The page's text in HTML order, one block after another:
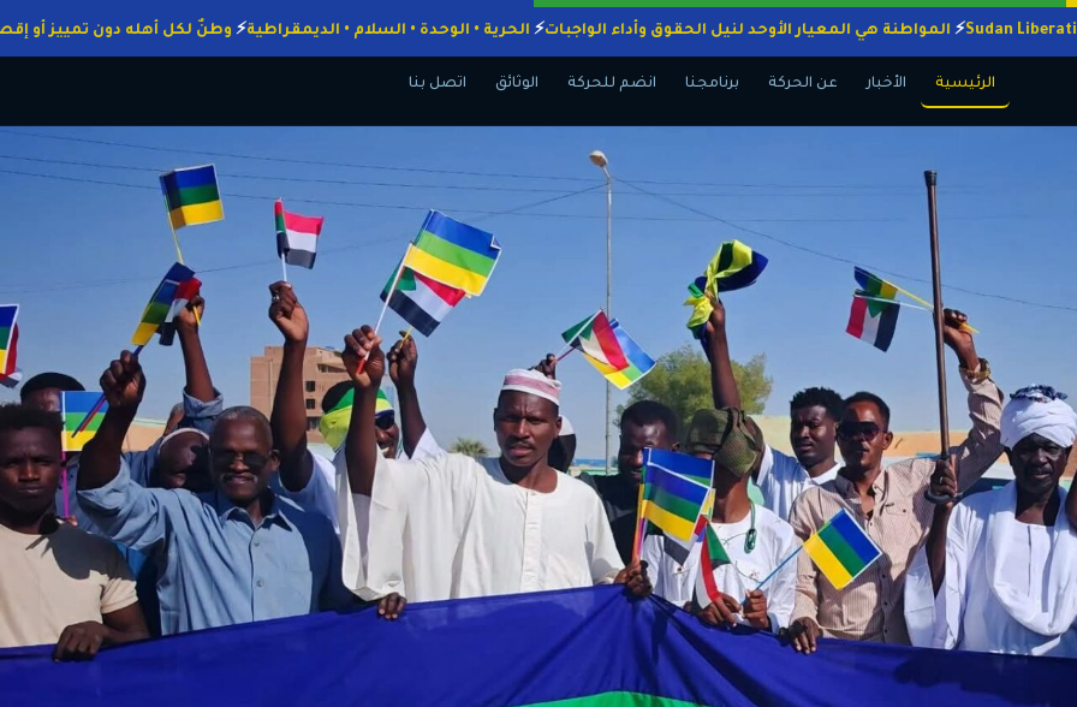
المواطنة هي المعيار الأوحد لنيل الحقوق وأداء الواجبات الحرية • الوحدة • السلام • الديمقراطية وطنٌ لكل أهله دون
الرئيسية الأخبار عن الحركة برنامجنا انضم للحركة الوثائق اتصل بنا